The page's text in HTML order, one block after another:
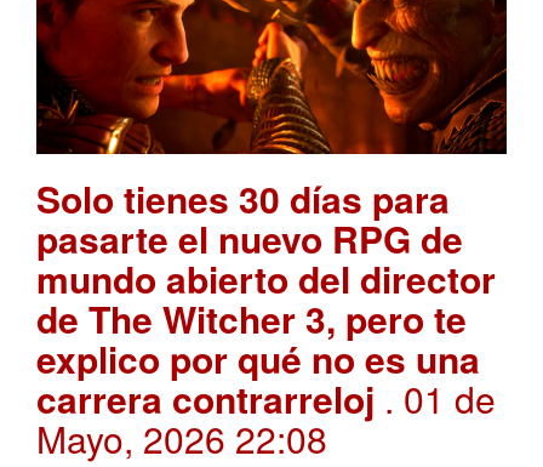
Solo tienes 30 días para
pasarte el nuevo RPG de
mundo abierto del director
de The Witcher 3, pero te
explico por qué no es una
carrera contrarreloj . 01 de
Mayo, 2026 22:08